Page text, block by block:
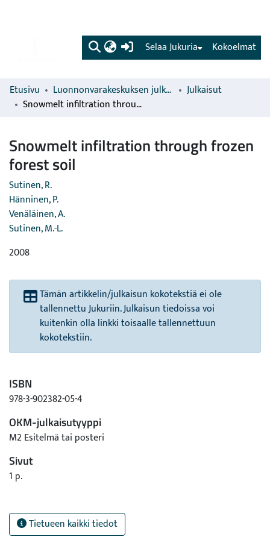
(current) Kokoelmat
Selaa Jukuria
Etusivu Luonnonvarakeskuksen julkaisut
Julkaisut
Snowmelt infiltration through frozen forest soil
Snowmelt infiltration through frozen
forest soil
Sutinen, R.
Hänninen, P.
Venäläinen, A.
Sutinen, M.-L.
2008
Tämän artikkelin/julkaisun kokotekstiä ei ole
tallennettu Jukuriin. Julkaisun tiedoissa voi
kuitenkin olla linkki toisaalle tallennettuun
kokotekstiin.
ISBN
978-3-902382-05-4
OKM-julkaisutyyppi
M2 Esitelmä tai posteri
Sivut
1 p.
Tietueen kaikki tiedot